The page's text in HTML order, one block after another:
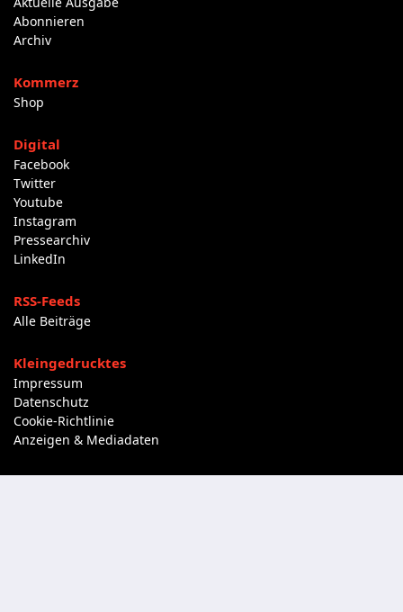
Abonnieren
Archiv
Kommerz
Shop
Digital
Facebook
Twitter
Youtube
Instagram
Pressearchiv
LinkedIn
RSS-Feeds
Alle Beiträge
Kleingedrucktes
Impressum
Datenschutz
Cookie-Richtlinie
Anzeigen & Mediadaten